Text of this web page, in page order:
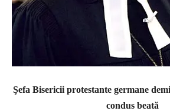
Şefa Bisericii protestante germane
condus beată